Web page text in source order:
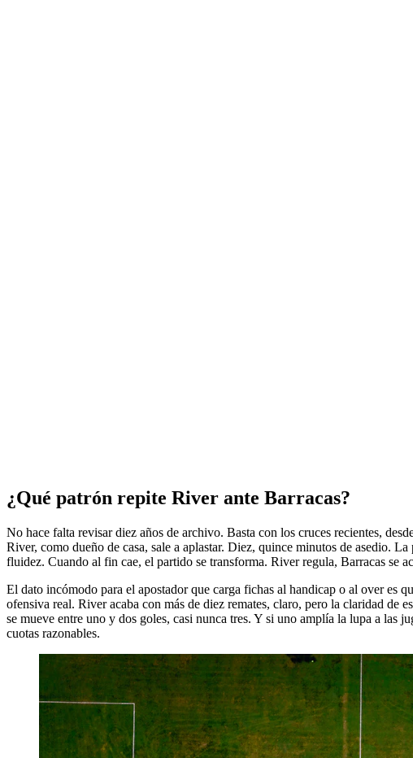
¿Qué patrón repite River ante Barracas?
No hace falta revisar diez años de archivo. Basta con los cruces recientes,
River, como dueño de casa, sale a aplastar. Diez, quince minutos de asedio.
fluidez. Cuando al fin cae, el partido se transforma. River regula, Barracas se
El dato incómodo para el apostador que carga fichas al handicap o al over es
ofensiva real. River acaba con más de diez remates, claro, pero la claridad de
se mueve entre uno y dos goles, casi nunca tres. Y si uno amplía la lupa a las
cuotas razonables.